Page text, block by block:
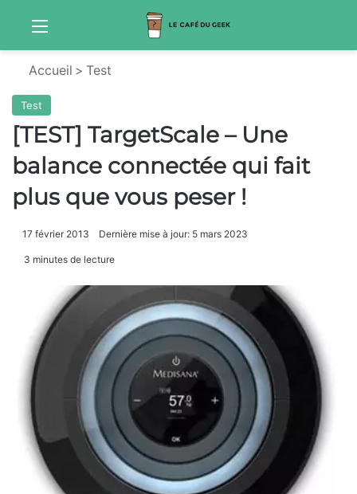
Accueil > Test
Test
[TEST] TargetScale – Une
balance connectée qui fait
plus que vous peser !
17 février 2013 Dernière mise à jour: 5 mars 2023
3 minutes de lecture